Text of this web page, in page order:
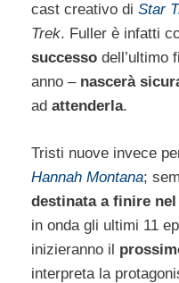
cast creativo di Star
Trek. Fuller è infatti
successo dell’ultimo
anno – nascerà
ad attenderla.
Tristi nuove invece
Hannah Montana;
destinata a finire nel
in onda gli ultimi 11
inizieranno il
interpreta la